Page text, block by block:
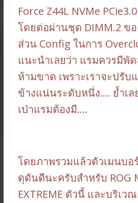
Force Z44L NVMe
โดยต่อผ่านชุด DIMM.2 ข
ส่วน Config ในการ
แนะนำเลยว่า แรมควรมีพั
ห้ามขาด เพราะเราจะปรับ
ข้างแน่นระดับหนึ่ง…. ย้ำเ
เป่าแรมต้องมี….
โดยภาพรวมแล้วตัวเมนบอ
ดุดันดีนะครับสำหรับ ROG
EXTREME ตัวนี้ และบริเว